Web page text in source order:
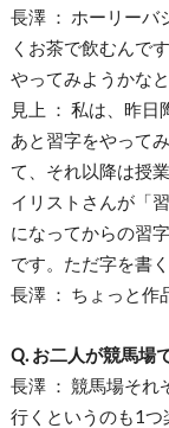
長澤 ： ホーリーバ
くお茶で飲むんで
やってみようかなと
見上 ： 私は、昨日
あと習字をやって
て、それ以降は授
イリストさんが「
になってからの習
です。ただ字を書
長澤 ： ちょっと作
Q. お二人が競馬場
長澤 ： 競馬場それ
行くというのも1